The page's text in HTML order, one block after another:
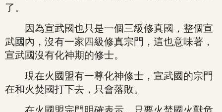
了。
因為宣武國也只是一個三級修真國，整個宣
武國內，沒有一家四級修真宗門，這也意味著，
宣武國沒有化神期的修士。
現在火國盟有一尊化神修士，宣武國的宗門
在和火焚國打下去，只會落敗。